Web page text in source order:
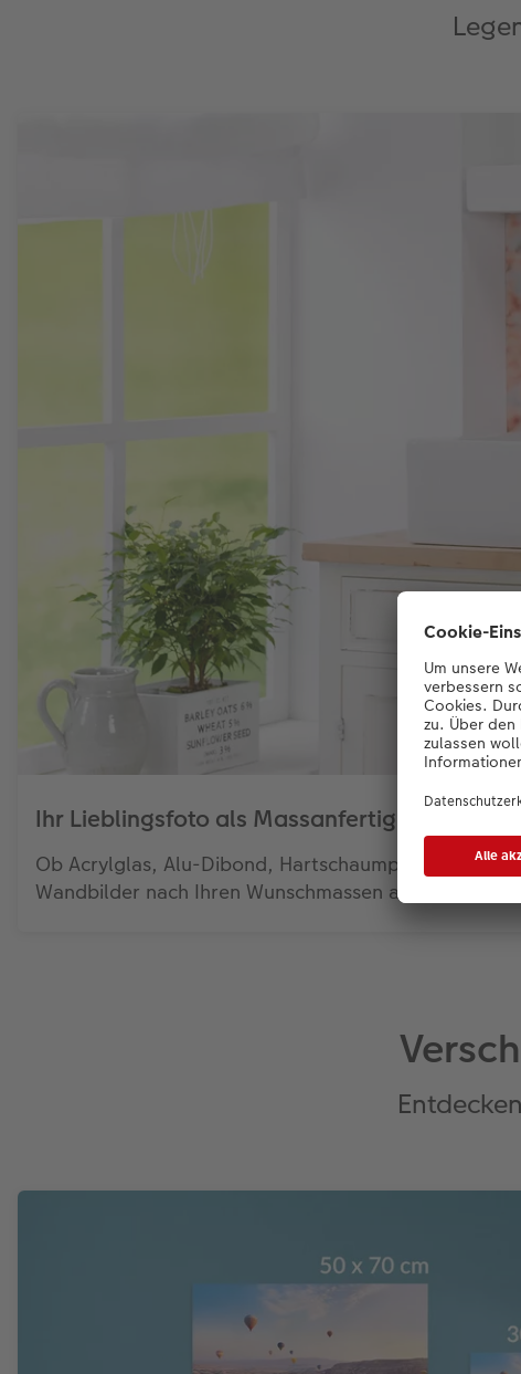
Ihr Lieblingsfoto als Massanfertigung
Ob Acrylglas, Alu-Dibond, Hartschaumplatte oder
Wandbilder nach Ihren Wunschmassen an.